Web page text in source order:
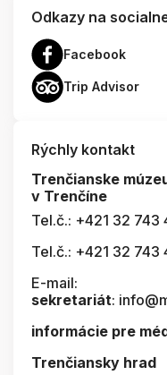
Odkazy na
Facebook
Trip Advisor
Rýchly kontakt
Trenčianske
v Trenčíne
Tel.č.: +421 32 743
Tel.č.: +421 32 743
E-mail:
sekretariát:
informácie pre
Trenčiansky hrad